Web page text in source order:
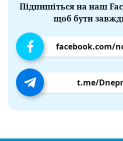
Підпишіться на наш
щоб бути
t.me/